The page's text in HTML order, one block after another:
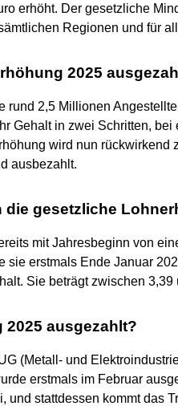
erhöht. Der gesetzliche
Regionen und für
2025
rund 2,5 Millionen
Gehalt in zwei Schritten,
wird nun rückwirkend
ausbezahlt.
die gesetzliche
mit Jahresbeginn von
sie erstmals Ende Januar
Sie beträgt zwischen 3,39
2025 ausgezahlt?
(Metall- und
erstmals im Februar
und stattdessen kommt das